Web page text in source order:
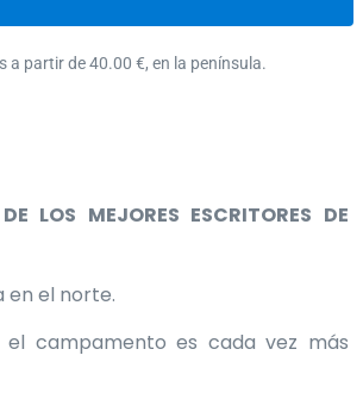
a partir de 40.00 €, en la península.
LOS MEJORES ESCRITORES DE
en el norte.
el campamento es cada vez más